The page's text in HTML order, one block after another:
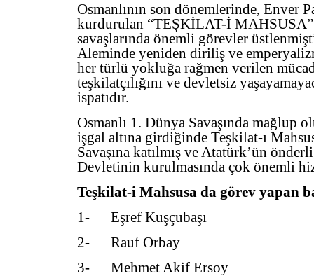
Osmanlının son dönemlerinde, Enver
kurdurulan “TEŞKİLAT-İ
savaşlarında önemli görevler
Aleminde yeniden diriliş ve
her türlü yokluğa rağmen verilen
teşkilatçılığını ve devletsiz
ispatıdır.
Osmanlı 1. Dünya Savaşında mağlup
işgal altına girdiğinde Teşkilat-ı
Savaşına katılmış ve Atatürk’ün
Devletinin kurulmasında çok önemli
Teşkilat-i Mahsusa da görev yapan
1- Eşref Kuşçubaşı
2- Rauf Orbay
3- Mehmet Akif Ersoy